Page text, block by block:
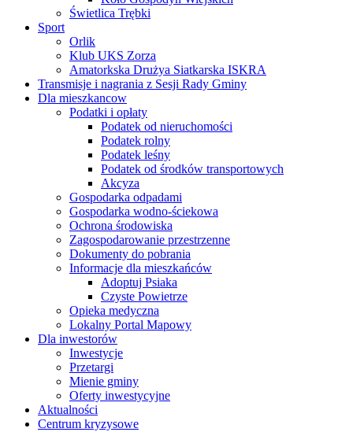
Świetlica Trębki
Sport
Orlik
Klub UKS Zorza
Amatorkska Drużya Siatkarska ISKRA
Transmisje i nagrania z Sesji Rady Gminy
Dla mieszkancow
Podatki i opłaty
Podatek od nieruchomości
Podatek rolny
Podatek leśny
Podatek od środków transportowych
Akcyza
Gospodarka odpadami
Gospodarka wodno-ściekowa
Ochrona środowiska
Zagospodarowanie przestrzenne
Dokumenty do pobrania
Informacje dla mieszkańców
Adoptuj Psiaka
Czyste Powietrze
Opieka medyczna
Lokalny Portal Mapowy
Dla inwestorów
Inwestycje
Przetargi
Mienie gminy
Oferty inwestycyjne
Aktualności
Centrum kryzysowe